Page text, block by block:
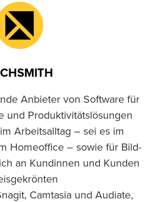
Anbieter von Software für
und Produktivitätslösungen
Arbeitsalltag – sei es im
Homeoffice – sowie für Bild-
an Kundinnen und Kunden
Camtasia und Audiate,